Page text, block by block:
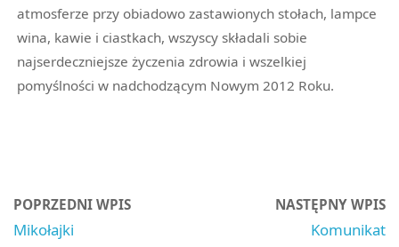
atmosferze przy obiadowo zastawionych stołach, lampce
wina, kawie i ciastkach, wszyscy składali sobie
najserdeczniejsze życzenia zdrowia i wszelkiej
pomyślności w nadchodzącym Nowym 2012 Roku.
POPRZEDNI WPIS
Mikołajki
NASTĘPNY WPIS
Komunikat